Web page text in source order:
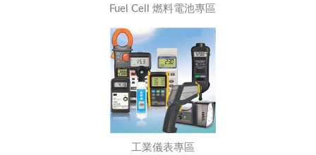
Fuel Cell 燃料電池專區
工業儀表專區